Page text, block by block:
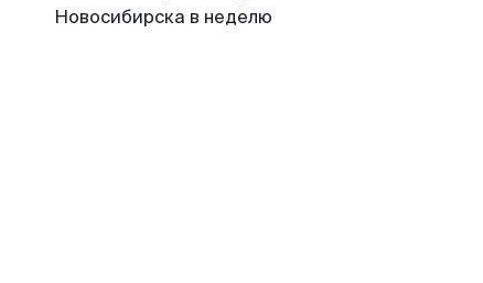
Новосибирска в неделю